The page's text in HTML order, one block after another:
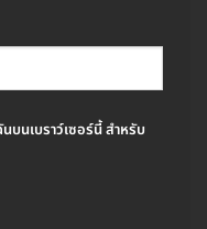
บนเบราว์เซอร์นี้ สำหรับ